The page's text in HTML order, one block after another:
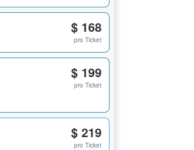
$ 168
pro Ticket
$ 199
pro Ticket
$ 219
pro Ticket